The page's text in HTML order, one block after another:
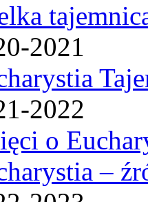
2021
2022
o
–